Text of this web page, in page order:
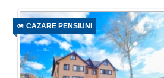
CAZARE PENSIUNI